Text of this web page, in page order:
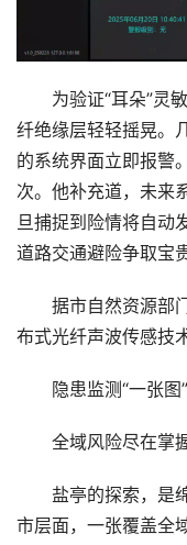
为验证“耳朵”灵
纤绝缘层轻轻摇晃。
的系统界面立即报警
次。他补充道，未来
旦捕捉到险情将自动
道路交通避险争取宝
据市自然资源部
布式光纤声波传感技
隐患监测“一张图”
全域风险尽在掌
盐亭的探索，是
市层面，一张覆盖全